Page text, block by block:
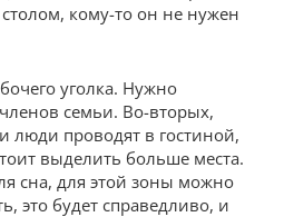
кому-то он не нужен
уголка. Нужно
семьи. Во-вторых,
люди проводят в гостиной,
выделить больше места.
сна, для этой зоны можно
это будет справедливо, и